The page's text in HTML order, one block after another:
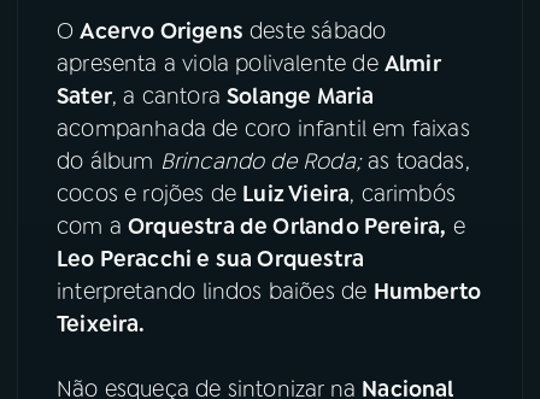
06 VIDEOCASTS
07ÚLTIMAS
FESTIVAL DE MÚSICA
ACOMPANHE A RÁDIO NACIONAL
YouTube
OAcervo Origens deste sábado
apresenta a viola polivalente de Almir
Sater, a cantoraSolange Maria
acompanhada de coro infantil em faixas
do álbum Brincando de Roda;as toadas,
cocos e rojões de Luiz Vieira, carimbós
com aOrquestra de Orlando Pereira, e
Leo Peracchi e sua Orquestra
interpretando lindos baiões de Humberto
Teixeira.
Não esqueça de sintonizar na Nacional